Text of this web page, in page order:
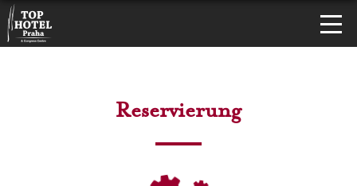
Reservierung